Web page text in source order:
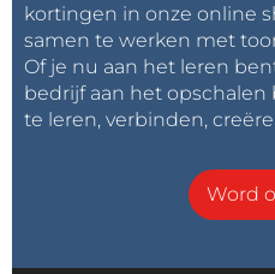
kortingen in onze online
samen te werken met
Of je nu aan het leren
bedrijf aan het
te leren, verbinden,
Word